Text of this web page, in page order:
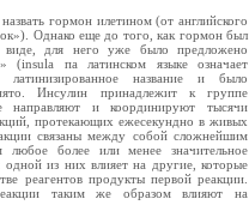
гормон илетином (от английского
Однако еще до того, как гормон был
виде, для него уже было предложено
(insula па латинском языке означает
название и было
Инсулин принадлежит к группе
направляют и координируют тысячи
протекающих ежесекундно в живых
связаны между собой сложнейшим
любое более или менее значительное
одной из них влияет на другие, которые
реагентов продукты первой реакции.
таким же образом влияют на